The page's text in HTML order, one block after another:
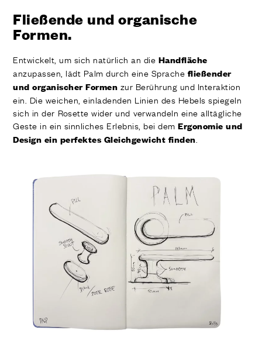
Fließende und organische
Formen.
Entwickelt, um sich natürlich an die Handfläche
anzupassen, lädt Palm durch eine Sprache fließender
und organischer Formen zur Berührung und Interaktion
ein. Die weichen, einladenden Linien des Hebels spiegeln
sich in der Rosette wider und verwandeln eine alltägliche
Geste in ein sinnliches Erlebnis, bei demErgonomie und
Design ein perfektes Gleichgewicht finden